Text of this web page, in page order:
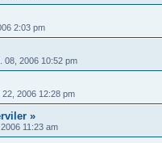
2:03 pm
08, 2006 10:52 pm
22, 2006 12:28 pm
»
11:23 am